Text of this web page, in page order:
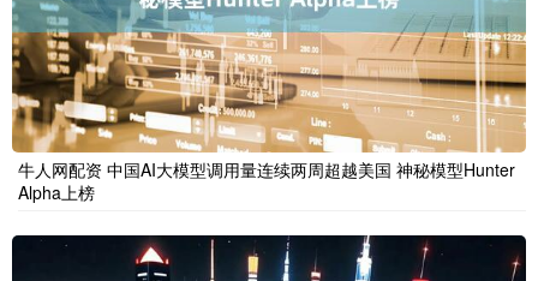
牛人网配资 中国AI大模型调用量连续两周超越美国 神秘模型Hunter
Alpha上榜